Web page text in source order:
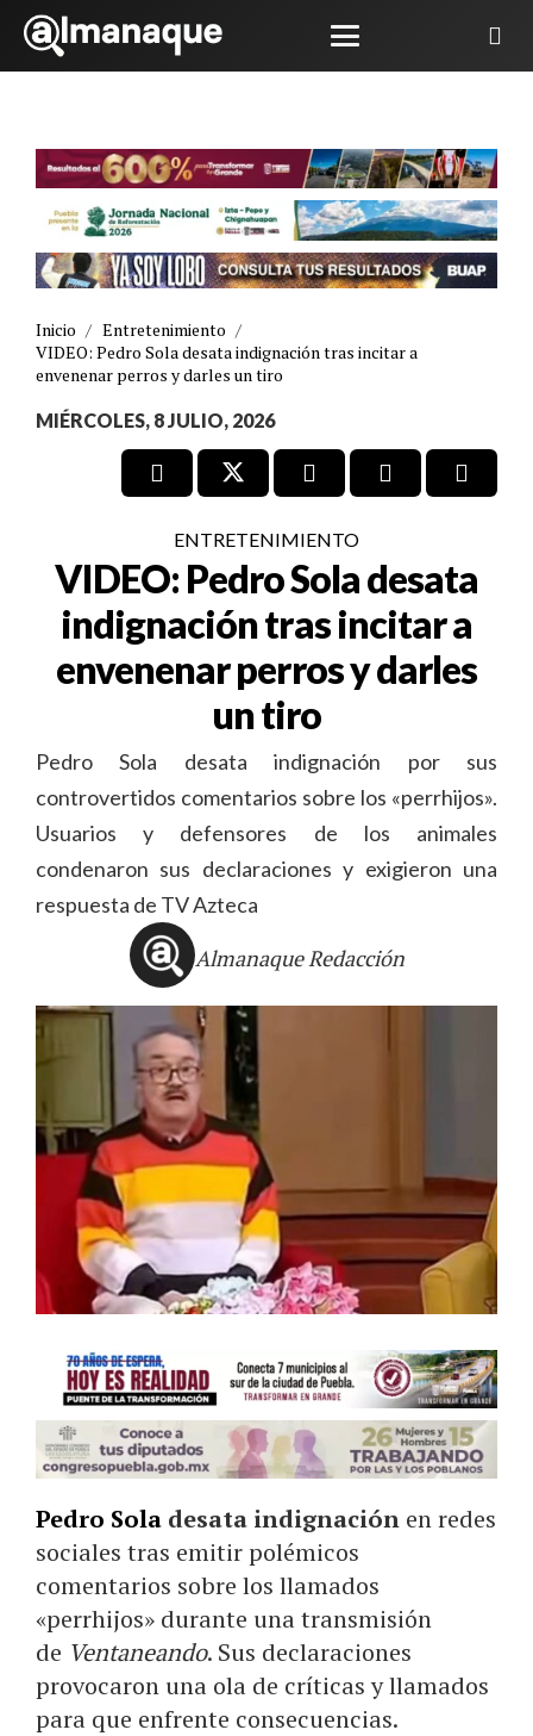
Inicio / Entretenimiento /
VIDEO: Pedro Sola desata indignación tras incitar a
envenenar perros y darles un tiro
MIÉRCOLES, 8 JULIO, 2026
ENTRETENIMIENTO
VIDEO: Pedro Sola desata
indignación tras incitar a
envenenar perros y darles
un tiro
Pedro Sola desata indignación por sus
controvertidos comentarios sobre los «perrhijos».
Usuarios y defensores de los animales
condenaron sus declaraciones y exigieron una
respuesta de TV Azteca
Almanaque Redacción
Pedro Sola desata indignación en redes
sociales tras emitir polémicos
comentarios sobre los llamados
«perrhijos» durante una transmisión
de Ventaneando. Sus declaraciones
provocaron una ola de críticas y llamados
para que enfrente consecuencias.